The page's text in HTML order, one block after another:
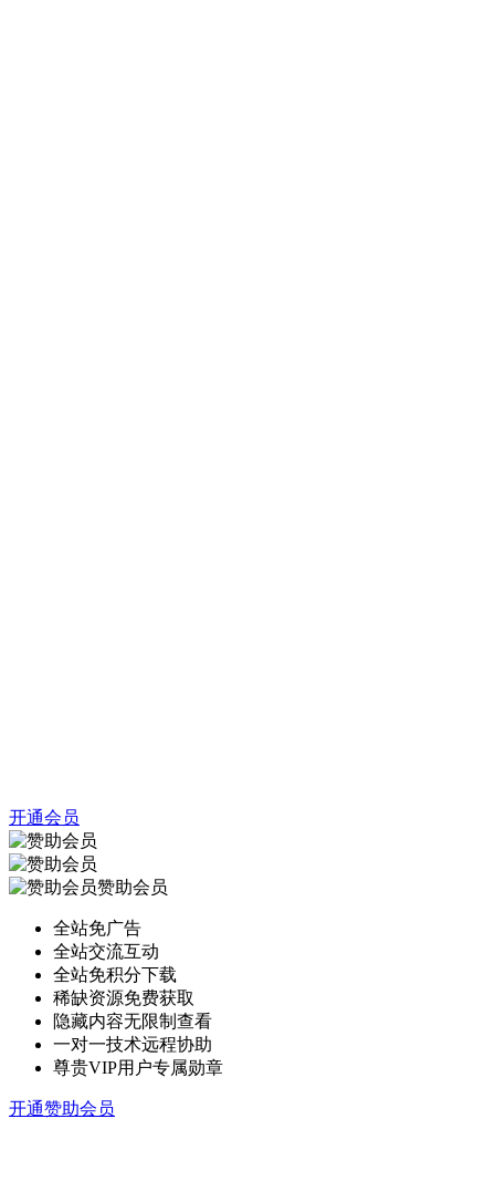
开通会员
赞助会员
全站免广告
全站交流互动
全站免积分下载
稀缺资源免费获取
隐藏内容无限制查看
一对一技术远程协助
尊贵VIP用户专属勋章
开通赞助会员